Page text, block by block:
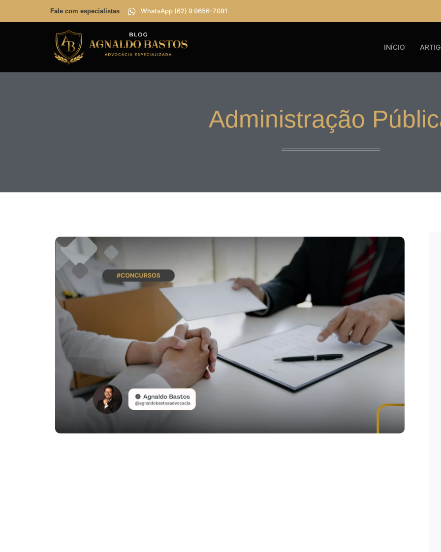
Fale com especialistas WhatsApp (62) 9 9656-7091
INÍCIO
Administração